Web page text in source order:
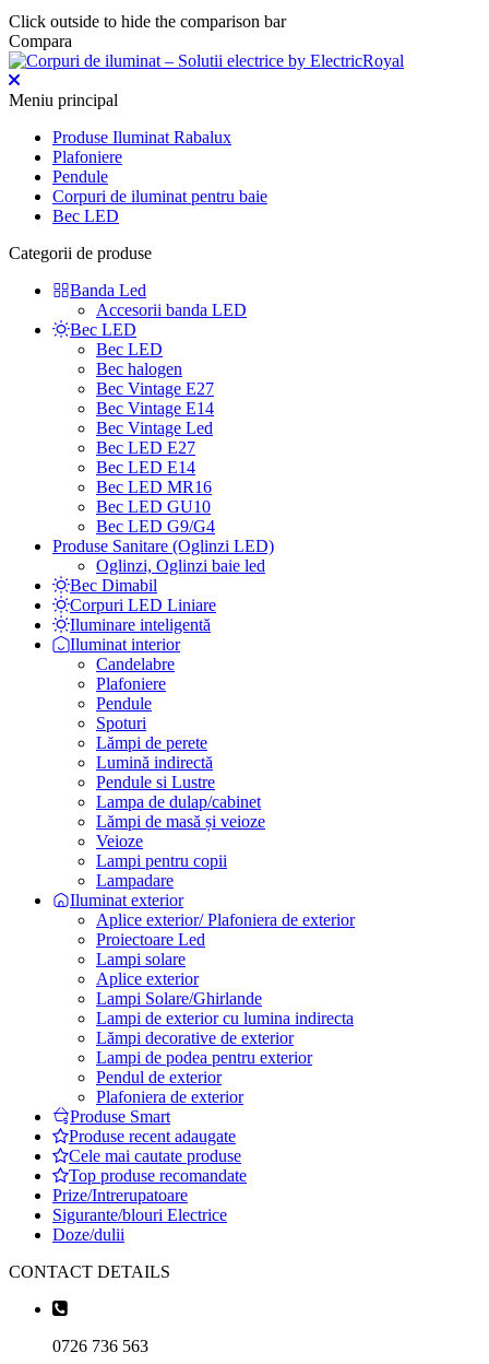
Click outside to hide the comparison bar
Compara
Meniu principal
Produse Iluminat Rabalux
Plafoniere
Pendule
Corpuri de iluminat pentru baie
Bec LED
Categorii de produse
Banda Led
Accesorii banda LED
Bec LED
Bec LED
Bec halogen
Bec Vintage E27
Bec Vintage E14
Bec Vintage Led
Bec LED E27
Bec LED E14
Bec LED MR16
Bec LED GU10
Bec LED G9/G4
Produse Sanitare (Oglinzi LED)
Oglinzi, Oglinzi baie led
Bec Dimabil
Corpuri LED Liniare
Iluminare inteligentă
Iluminat interior
Candelabre
Plafoniere
Pendule
Spoturi
Lămpi de perete
Lumină indirectă
Pendule si Lustre
Lampa de dulap/cabinet
Lămpi de masă și veioze
Veioze
Lampi pentru copii
Lampadare
Iluminat exterior
Aplice exterior/ Plafoniera de exterior
Proiectoare Led
Lampi solare
Aplice exterior
Lampi Solare/Ghirlande
Lampi de exterior cu lumina indirecta
Lămpi decorative de exterior
Lampi de podea pentru exterior
Pendul de exterior
Plafoniera de exterior
Produse Smart
Produse recent adaugate
Cele mai cautate produse
Top produse recomandate
Prize/Intrerupatoare
Sigurante/blouri Electrice
Doze/dulii
CONTACT DETAILS
0726 736 563